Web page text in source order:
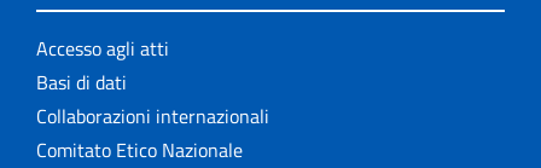
Accesso agli atti
Basi di dati
Collaborazioni internazionali
Comitato Etico Nazionale